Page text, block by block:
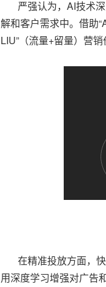
严强认为，AI技术深
解和客户需求中。借助
LIU”（流量+留量）营
在精准投放方面，快
用深度学习增强对广告